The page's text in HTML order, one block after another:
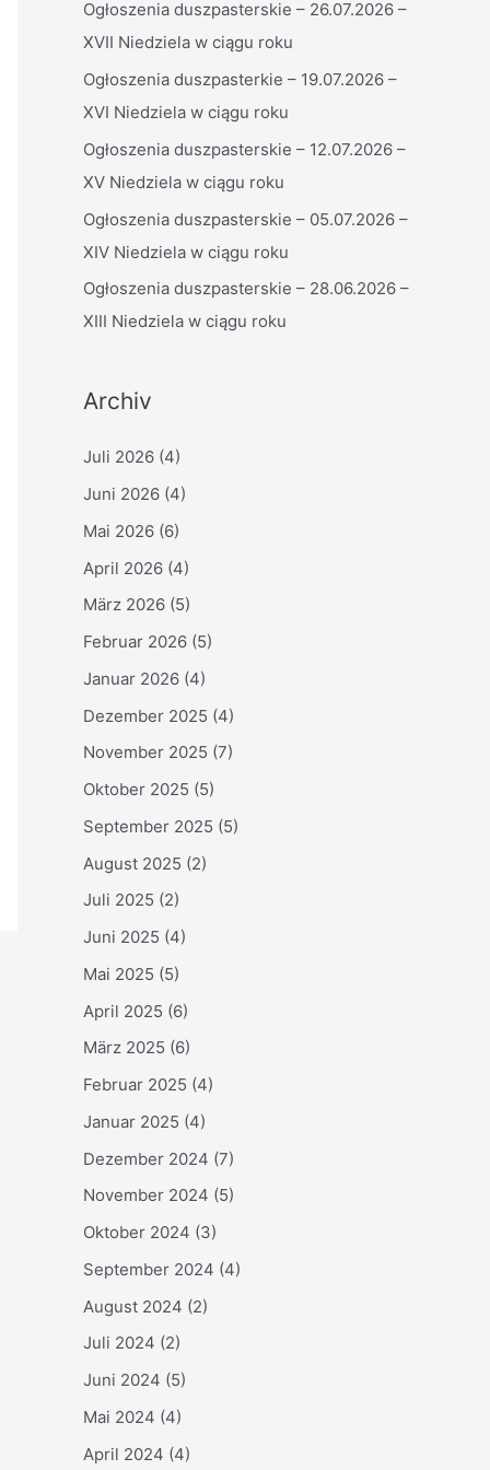
n
n
a
c
h
:
Ogłoszenia duszpasterskie – 26.07.2026 –
XVII Niedziela w ciągu roku
Ogłoszenia duszpasterkie – 19.07.2026 –
XVI Niedziela w ciągu roku
Ogłoszenia duszpasterskie – 12.07.2026 –
XV Niedziela w ciągu roku
Ogłoszenia duszpasterskie – 05.07.2026 –
XIV Niedziela w ciągu roku
Ogłoszenia duszpasterskie – 28.06.2026 –
XIII Niedziela w ciągu roku
Archiv
Juli 2026 (4)
Juni 2026 (4)
Mai 2026 (6)
April 2026 (4)
März 2026 (5)
Februar 2026 (5)
Januar 2026 (4)
Dezember 2025 (4)
November 2025 (7)
Oktober 2025 (5)
September 2025 (5)
August 2025 (2)
Juli 2025 (2)
Juni 2025 (4)
Mai 2025 (5)
April 2025 (6)
März 2025 (6)
Februar 2025 (4)
Januar 2025 (4)
Dezember 2024 (7)
November 2024 (5)
Oktober 2024 (3)
September 2024 (4)
August 2024 (2)
Juli 2024 (2)
Juni 2024 (5)
Mai 2024 (4)
April 2024 (4)